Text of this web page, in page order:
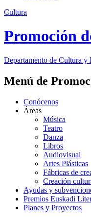
Cultura
Promoción
Departamento de Cultura y
Menú de
Conócenos
Áreas
Música
Teatro
Danza
Libros
Audiovisual
Artes Plásticas
Fábricas de
Creación
Ayudas y
Premios Euskadi
Planes y Proyectos